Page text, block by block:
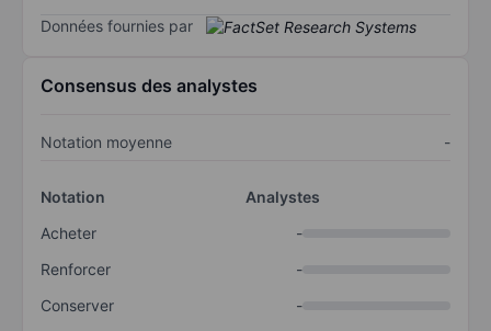
Données fournies par
Consensus des analystes
Notation moyenne -
Notation
Analystes
Acheter
-
Renforcer
-
Conserver
-